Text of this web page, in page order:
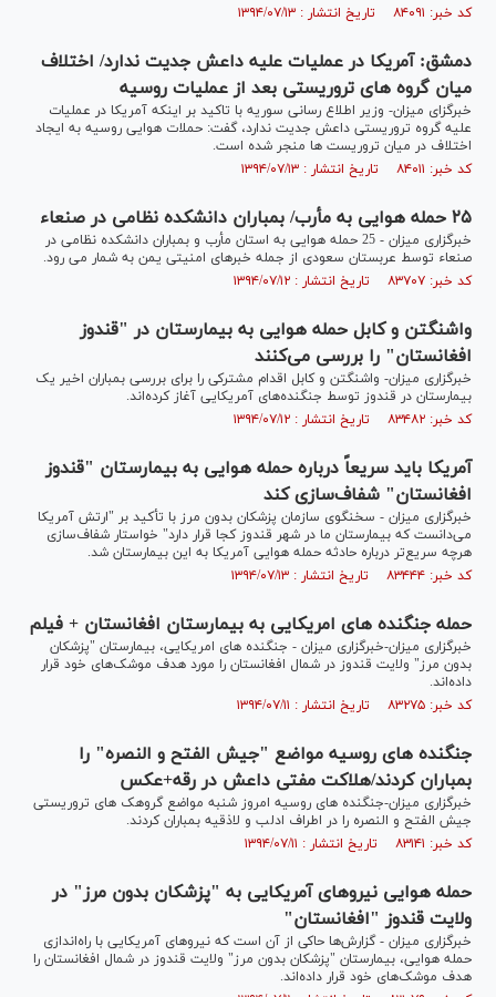
کد خبر: ۸۴۰۹۱ تاریخ انتشار : ۱۳۹۴/۰۷/۱۳
دمشق: آمریکا در عملیات علیه داعش جدیت ندارد/ اختلاف
میان گروه های تروریستی بعد از عملیات روسیه
خبرگزای میزان- وزیر اطلاع رسانی سوریه با تاکید بر اینکه آمریکا در عملیات
علیه گروه تروریستی داعش جدیت ندارد، گفت: حملات هوایی روسیه به ایجاد
اختلاف در میان تروریست ها منجر شده است.
کد خبر: ۸۴۰۱۱ تاریخ انتشار : ۱۳۹۴/۰۷/۱۳
۲۵ حمله هوایی به مأرب/ بمباران دانشکده نظامی در صنعاء
خبرگزاری میزان - 25 حمله هوایی به استان مأرب و بمباران دانشکده نظامی در
صنعاء توسط عربستان سعودی از جمله خبرهای امنیتی یمن به شمار می رود.
کد خبر: ۸۳۷۰۷ تاریخ انتشار : ۱۳۹۴/۰۷/۱۲
واشنگتن و کابل حمله هوایی به بیمارستان در "قندوز
افغانستان" را بررسی می‌کنند
خبرگزاری میزان- واشنگتن و کابل اقدام مشترکی را برای بررسی بمباران اخیر یک
بیمارستان در قندوز توسط جنگنده‌های آمریکایی آغاز کرده‌اند.
کد خبر: ۸۳۴۸۲ تاریخ انتشار : ۱۳۹۴/۰۷/۱۲
آمریکا باید سریعاً درباره حمله هوایی به بیمارستان "قندوز
افغانستان" شفاف‌سازی کند
خبرگزاری میزان - سخنگوی سازمان پزشکان بدون مرز با تأکید بر "ارتش آمریکا
می‌دانست که بیمارستان ما در شهر قندوز کجا قرار دارد" خواستار شفاف‌سازی
هرچه سریع‌تر درباره حادثه حمله هوایی آمریکا به این بیمارستان شد.
کد خبر: ۸۳۴۴۴ تاریخ انتشار : ۱۳۹۴/۰۷/۱۳
حمله جنگنده های امریکایی به بیمارستان افغانستان + فیلم
خبرگزاری میزان-خبرگزاری میزان - جنگنده های امریکایی، بیمارستان "پزشکان
بدون مرز" ولایت قندوز در شمال افغانستان را مورد هدف موشک‌های خود قرار
داده‌اند.
کد خبر: ۸۳۲۷۵ تاریخ انتشار : ۱۳۹۴/۰۷/۱۱
جنگنده های روسیه مواضع "جیش الفتح و النصره" را
بمباران کردند/هلاکت مفتی داعش در رقه+عکس
خبرگزاری میزان-جنگنده های روسیه امروز شنبه مواضع گروهک های تروریستی
جیش الفتح و النصره را در اطراف ادلب و لاذقیه بمباران کردند.
کد خبر: ۸۳۱۴۱ تاریخ انتشار : ۱۳۹۴/۰۷/۱۱
حمله هوایی نیروهای آمریکایی به "پزشکان بدون مرز" در
ولایت قندوز "افغانستان"
خبرگزاری میزان - گزارش‌ها حاکی از آن است که نیروهای آمریکایی با راه‌اندازی
حمله هوایی، بیمارستان "پزشکان بدون مرز" ولایت قندوز در شمال افغانستان را
هدف موشک‌های خود قرار داده‌اند.